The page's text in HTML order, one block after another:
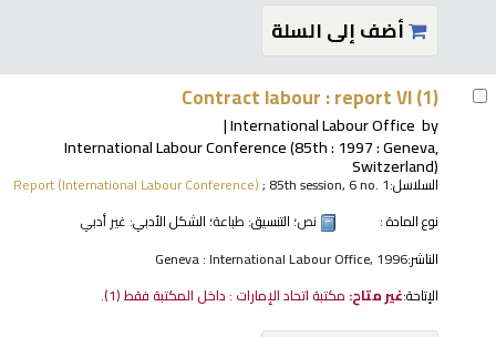
أضف إلى السلة
Contract labour : report VI (1)
by
International Labour Office
International Labour Conference(85th : 1997 : Geneva,
Switzerland)
السلاسل: Report (International Labour Conference); 85th session, 6 no. 1
نوع المادة :
نص؛ التنسيق: طباعة؛ الشكل الأدبي: غير أدبي
الناشر:Geneva : International Labour Office, 1996
الإتاحة:غير متاح: مكتبة اتحاد الإمارات : داخل المكتبة فقط(1).